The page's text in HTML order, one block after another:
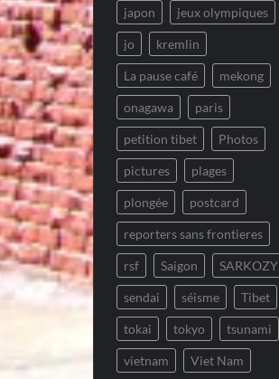
japon jeux olympiques
jo kremlin
La pause café mekong
onagawa paris
petition tibet Photos
pictures plages
plongée postcard
reporters sans frontieres
rsf Saigon SARKOZY
sendai séisme Tibet
tokai tokyo tsunami
vietnam Viet Nam